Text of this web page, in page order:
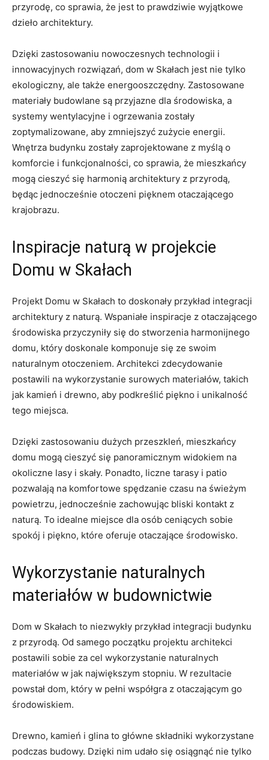
przyrodę,​ co sprawia, że jest to prawdziwie⁢ wyjątkowe
‍dzieło ⁢architektury.
Dzięki zastosowaniu nowoczesnych technologii i
⁤innowacyjnych rozwiązań, dom w Skałach jest ‍nie tylko
ekologiczny, ale także energooszczędny. Zastosowane‌
materiały budowlane ⁣są przyjazne dla środowiska, ‌a
systemy wentylacyjne i ogrzewania ⁣zostały
zoptymalizowane, ⁤aby‍ zmniejszyć zużycie energii.
Wnętrza budynku zostały zaprojektowane​ z myślą o​
komforcie i funkcjonalności, co‌ sprawia, że mieszkańcy
mogą ​cieszyć się harmonią architektury z⁢ przyrodą,
będąc jednocześnie otoczeni pięknem ​otaczającego ​
krajobrazu.
Inspiracje naturą w projekcie
Domu w Skałach
Projekt Domu w Skałach‌ to doskonały przykład integracji‍
architektury ⁢z naturą. Wspaniałe ⁣inspiracje z otaczającego‍
środowiska przyczyniły ‌się do stworzenia harmonijnego
domu,⁢ który ⁤doskonale⁤ komponuje ⁤się ‌ze swoim
naturalnym otoczeniem. Architekci​ zdecydowanie
postawili na wykorzystanie surowych materiałów, takich
jak ​kamień i⁤ drewno, aby podkreślić piękno i unikalność
tego miejsca.
Dzięki zastosowaniu dużych ⁣przeszkleń, ⁤mieszkańcy
domu mogą cieszyć się panoramicznym ‌widokiem‌ na
okoliczne lasy i skały. Ponadto, liczne tarasy i patio‌
pozwalają na ‍komfortowe ⁤spędzanie czasu‌ na świeżym
powietrzu, jednocześnie⁢ zachowując bliski ‌kontakt‌ z⁤
naturą. ​To‌ idealne⁤ miejsce dla ‌osób ceniących sobie⁣
spokój i‌ piękno, które oferuje otaczające ‌środowisko.
Wykorzystanie ‍naturalnych
materiałów w budownictwie
Dom w Skałach to niezwykły przykład integracji ⁢budynku
z ⁤przyrodą. Od samego początku projektu architekci
postawili sobie za cel wykorzystanie naturalnych
‌materiałów w jak największym stopniu. W rezultacie
powstał dom, który w ⁢pełni współgra z otaczającym go
środowiskiem.
Drewno, kamień i glina ⁣to główne składniki wykorzystane
podczas budowy. Dzięki⁢ nim udało się osiągnąć ‍nie tylko